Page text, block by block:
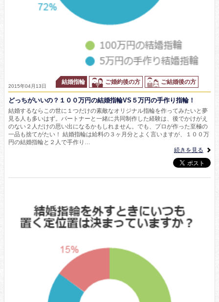
2015年04月13日
結婚指輪 ご婚約後の方 ご結婚後の方
どっちがいいの？１００万円の結婚指輪VS５万円の手作り指輪！
結婚するならこの世に１つだけの素敵なオリジナル指輪を作ってみたいと夢
見る人も多いはず。パートナーと一緒に共同制作した経験は、後でかけがえ
のない２人だけの思い出になるかもしれません。でも、プロが作った至極の
一品も捨てがたい！ 結婚指輪は給料の３ヶ月分とよく言いますが、１００万
円の結婚指輪と２人で手作り…
続きを見る